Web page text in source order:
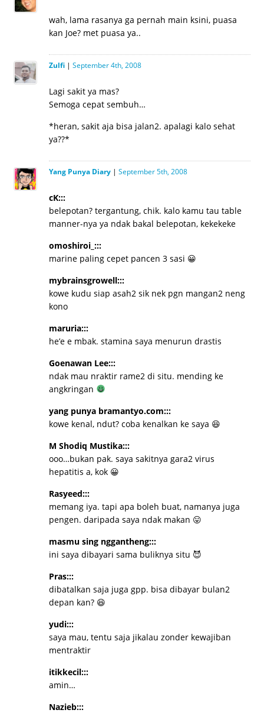
wah, lama rasanya ga pernah main ksini, puasa
kan Joe? met puasa ya..
Zulfi| September 4th, 2008
Lagi sakit ya mas?
Semoga cepat sembuh…
*heran, sakit aja bisa jalan2. apalagi kalo sehat
ya??*
Yang Punya Diary| September 5th, 2008
cK:::
belepotan? tergantung, chik. kalo kamu tau table
manner-nya ya ndak bakal belepotan, kekekeke
omoshiroi_:::
marine paling cepet pancen 3 sasi 😀
mybrainsgrowell:::
kowe kudu siap asah2 sik nek pgn mangan2 neng
kono
maruria:::
he’e e mbak. stamina saya menurun drastis
Goenawan Lee:::
ndak mau nraktir rame2 di situ. mending ke
angkringan
yang punya bramantyo.com:::
kowe kenal, ndut? coba kenalkan ke saya 😆
M Shodiq Mustika:::
ooo…bukan pak. saya sakitnya gara2 virus
hepatitis a, kok 😀
Rasyeed:::
memang iya. tapi apa boleh buat, namanya juga
pengen. daripada saya ndak makan 😛
masmu sing nggantheng:::
ini saya dibayari sama buliknya situ 😈
Pras:::
dibatalkan saja juga gpp. bisa dibayar bulan2
depan kan? 😆
yudi:::
saya mau, tentu saja jikalau zonder kewajiban
mentraktir
itikkecil:::
amin…
Nazieb:::